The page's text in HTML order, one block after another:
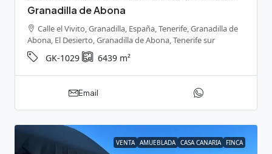
Granadilla de Abona
Calle el Vivito, Granadilla, España, Tenerife, Granadilla de
Abona, El Desierto, Granadilla de Abona, Tenerife sur
GK-1029 6439 m²
Email
VENTA AMUEBLADA CASA CANARIA FINCA